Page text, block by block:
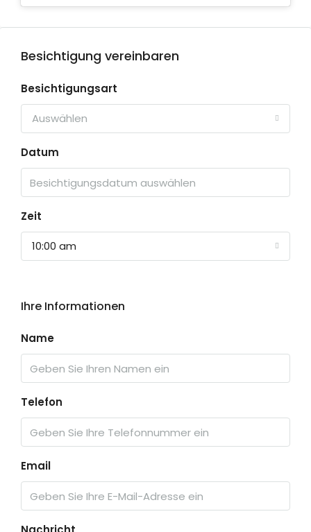
Besichtigung vereinbaren
Besichtigungsart
Auswählen
Datum
Zeit
10:00 am
Ihre Informationen
Name
Telefon
Email